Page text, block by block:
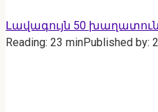
Լավագույն 50 խաղատուն
Reading: 23 minPublished by: